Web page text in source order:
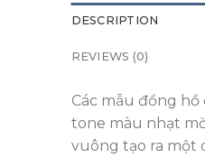
DESCRIPTION
REVIEWS (0)
Các mẫu đồng
tone màu nhạt
vuông tạo ra một